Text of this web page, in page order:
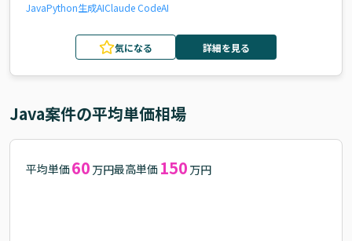
JavaPython生成AIClaude CodeAI
気になる 詳細を見る
Java案件の平均単価相場
平均単価 60 万円最高単価 150 万円